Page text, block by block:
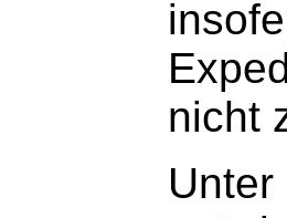
nicht